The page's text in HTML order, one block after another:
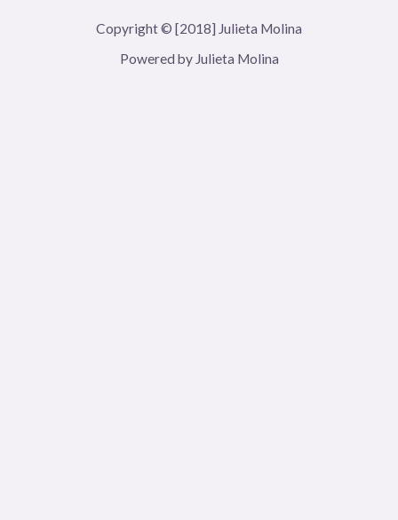
Copyright © [2018] Julieta Molina
Powered by Julieta Molina